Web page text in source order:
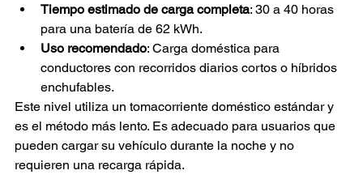
Tiempo estimado de carga completa: 30 a 40 horas
para una batería de 62 kWh.
Uso recomendado: Carga doméstica para
conductores con recorridos diarios cortos o híbridos
enchufables.
Este nivel utiliza un tomacorriente doméstico estándar y
es el método más lento. Es adecuado para usuarios que
pueden cargar su vehículo durante la noche y no
requieren una recarga rápida.